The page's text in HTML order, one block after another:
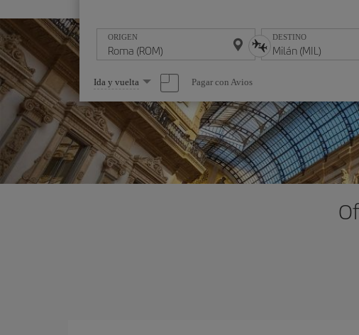
ORIGEN DESTINO
Seleccione
una
opción
Ida y vuelta Pagar con Avios